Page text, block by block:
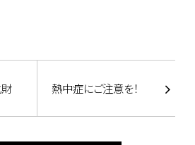
熱中症にご注意を！